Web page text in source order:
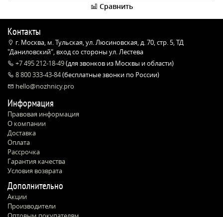
Сравнить
Контакты
г. Москва, м. Тульская, ул. Люсиновская, д. 70, стр. 5, ТД
"Даниловский", вход со стороны ул. Лестева
+7 495 212-18-49(для звонков из Москвы и области)
8 800 333-43-84(бесплатные звонки по России)
hello@nozhnicy.pro
Информация
Правовая информация
О компании
Доставка
Оплата
Рассрочка
Гарантия качества
Условия возврата
Дополнительно
Акции
Производители